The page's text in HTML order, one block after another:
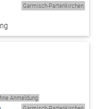
Garmisch-Partenkirchen
Anmeldung